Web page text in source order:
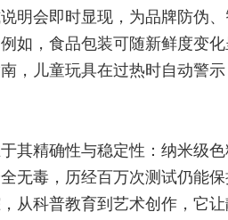
明会即时显现，为品牌防伪
如，食品包装可随新鲜度变化
，儿童玩具在过热时自动警
其精确性与稳定性：纳米级
无毒，历经百万次测试仍能保
从科普教育到艺术创作，它